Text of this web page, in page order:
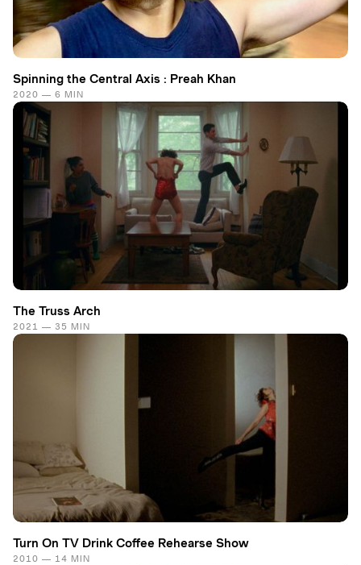
Spinning the Central Axis : Preah Khan
2020 — 6 MIN
The Truss Arch
2021 — 35 MIN
Turn On TV Drink Coffee Rehearse Show
2010 — 14 MIN